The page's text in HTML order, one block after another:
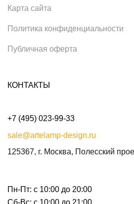
Карта сайта
Политика конфиденциальности
Публичная оферта
КОНТАКТЫ
+7 (495) 023-99-33
sale@artelamp-design.ru
125367, г. Москва, Полесский
Пн-Пт: с 10:00 до 20:00
Сб-Вс: с 10:00 до 21:00